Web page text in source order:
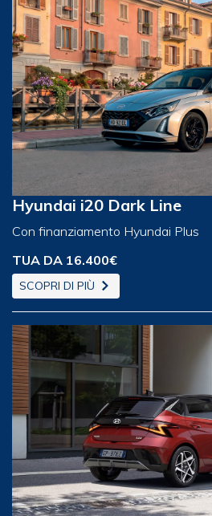
Hyundai i20 Dark Line
Con finanziamento Hyundai Plus
TUA DA 16.400€
SCOPRI DI PIÙ